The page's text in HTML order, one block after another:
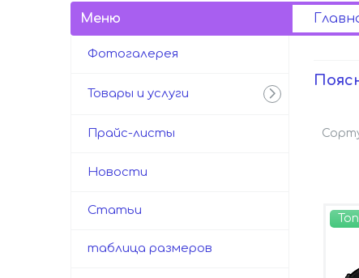
Фотогалерея
Товары и услуги
Прайс-листы
Новости
Статьи
таблица размеров